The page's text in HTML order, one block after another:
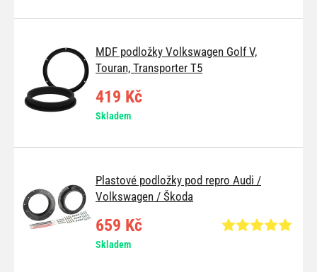
MDF podložky Volkswagen Golf V,
Touran, Transporter T5
419 Kč
Skladem
Plastové podložky pod repro Audi /
Volkswagen / Škoda
659 Kč
Skladem